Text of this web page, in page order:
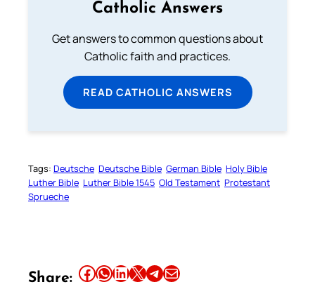
Catholic Answers
Get answers to common questions about
Catholic faith and practices.
READ CATHOLIC ANSWERS
Tags: Deutsche Deutsche Bible German Bible Holy Bible
Luther Bible Luther Bible 1545 Old Testament Protestant
Sprueche
Share: Share this article on Facebook Share this article on WhatsApp Share this article on LinkedIn Share this article on X Share this article on TelegramEmail this Article